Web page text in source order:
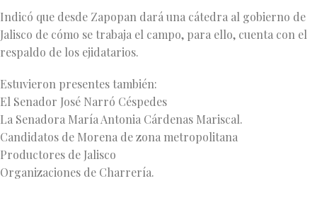
Indicó que desde Zapopan dará una cátedra al gobierno de
Jalisco de cómo se trabaja el campo, para ello, cuenta con el
respaldo de los ejidatarios.
Estuvieron presentes también:
El Senador José Narró Céspedes
La Senadora María Antonia Cárdenas Mariscal.
Candidatos de Morena de zona metropolitana
Productores de Jalisco
Organizaciones de Charrería.